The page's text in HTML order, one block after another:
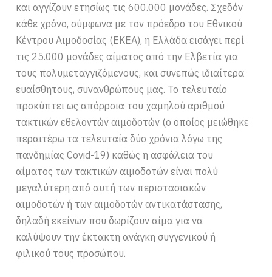
και αγγίζουν ετησίως τις 600.000 μονάδες. Σχεδόν
κάθε χρόνο, σύμφωνα με τον πρόεδρο του Εθνικού
Κέντρου Αιμοδοσίας (ΕΚΕΑ), η Ελλάδα εισάγει περί
τις 25.000 μονάδες αίματος από την Ελβετία για
τους πολυμεταγγιζόμενους, και συνεπώς ιδιαίτερα
ευαίσθητους, συνανθρώπους μας. Το τελευταίο
προκύπτει ως απόρροια του χαμηλού αριθμού
τακτικών εθελοντών αιμοδοτών (ο οποίος μειώθηκε
περαιτέρω τα τελευταία δύο χρόνια λόγω της
πανδημίας Covid-19) καθώς η ασφάλεια του
αίματος των τακτικών αιμοδοτών είναι πολύ
μεγαλύτερη από αυτή των περιστασιακών
αιμοδοτών ή των αιμοδοτών αντικατάστασης,
δηλαδή εκείνων που δωρίζουν αίμα για να
καλύψουν την έκτακτη ανάγκη συγγενικού ή
φιλικού τους προσώπου.